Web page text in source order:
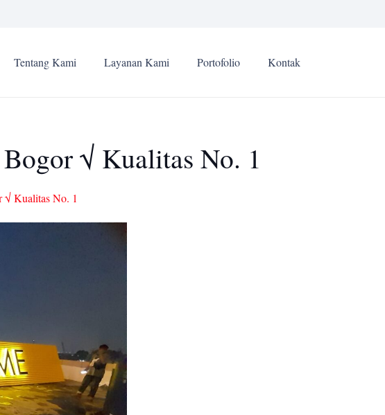
Tentang Kami Layanan Kami Portofolio Kontak
√ Kualitas No. 1
Kualitas No. 1